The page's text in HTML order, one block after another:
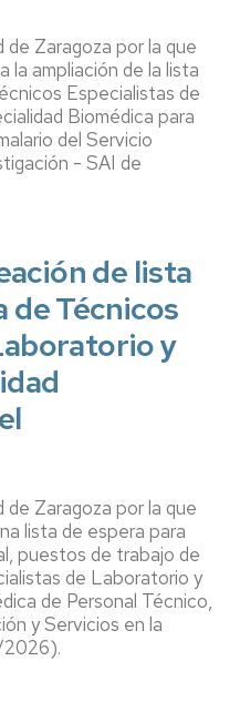
de Zaragoza por la que
la ampliación de la lista
Especialistas de
Biomédica para
del Servicio
- SAI de
de lista
de Técnicos
y
de Zaragoza por la que
lista de espera para
puestos de trabajo de
de Laboratorio y
de Personal Técnico,
y Servicios en la
2026).